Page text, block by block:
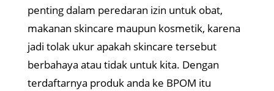
penting dalam peredaran izin untuk obat,
makanan skincare maupun kosmetik, karena
jadi tolak ukur apakah skincare tersebut
berbahaya atau tidak untuk kita. Dengan
terdaftarnya produk anda ke BPOM itu